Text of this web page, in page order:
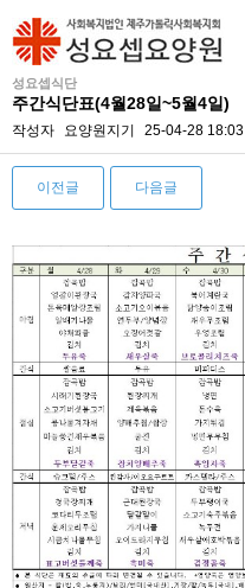
성요셉식단
주간식단표(4월28일~5월4일)
작성자 요양원지기 25-04-28 18:03
이전글 다음글
본문